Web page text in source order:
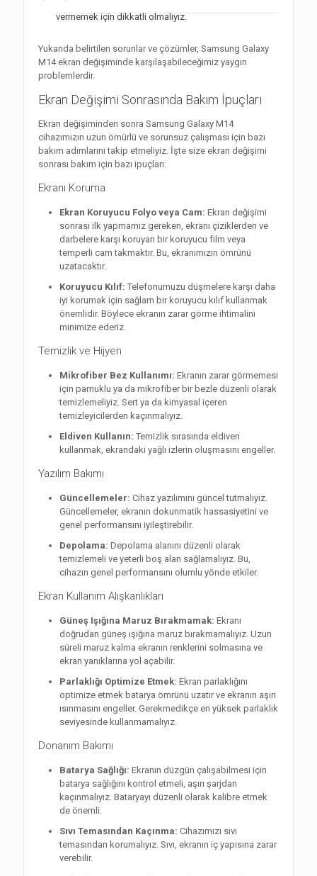
vermemek için dikkatli olmalıyız.
Yukarıda belirtilen sorunlar ve çözümler, Samsung Galaxy
M14 ekran değişiminde karşılaşabileceğimiz yaygın
problemlerdir.
Ekran Değişimi Sonrasında Bakım İpuçları
Ekran değişiminden sonra Samsung Galaxy M14
cihazımızın uzun ömürlü ve sorunsuz çalışması için bazı
bakım adımlarını takip etmeliyiz. İşte size ekran değişimi
sonrası bakım için bazı ipuçları:
Ekranı Koruma
Ekran Koruyucu Folyo veya Cam: Ekran değişimi
sonrası ilk yapmamız gereken, ekranı çiziklerden ve
darbelere karşı koruyan bir koruyucu film veya
temperli cam takmaktır. Bu, ekranımızın ömrünü
uzatacaktır.
Koruyucu Kılıf: Telefonumuzu düşmelere karşı daha
iyi korumak için sağlam bir koruyucu kılıf kullanmak
önemlidir. Böylece ekranın zarar görme ihtimalini
minimize ederiz.
Temizlik ve Hijyen
Mikrofiber Bez Kullanımı: Ekranın zarar görmemesi
için pamuklu ya da mikrofiber bir bezle düzenli olarak
temizlemeliyiz. Sert ya da kimyasal içeren
temizleyicilerden kaçınmalıyız.
Eldiven Kullanın: Temizlik sırasında eldiven
kullanmak, ekrandaki yağlı izlerin oluşmasını engeller.
Yazılım Bakımı
Güncellemeler: Cihaz yazılımını güncel tutmalıyız.
Güncellemeler, ekranın dokunmatik hassasiyetini ve
genel performansını iyileştirebilir.
Depolama: Depolama alanını düzenli olarak
temizlemeli ve yeterli boş alan sağlamalıyız. Bu,
cihazın genel performansını olumlu yönde etkiler.
Ekran Kullanım Alışkanlıkları
Güneş Işığına Maruz Bırakmamak: Ekranı
doğrudan güneş ışığına maruz bırakmamalıyız. Uzun
süreli maruz kalma ekranın renklerini solmasına ve
ekran yanıklarına yol açabilir.
Parlaklığı Optimize Etmek: Ekran parlaklığını
optimize etmek batarya ömrünü uzatır ve ekranın aşırı
ısınmasını engeller. Gerekmedikçe en yüksek parlaklık
seviyesinde kullanmamalıyız.
Donanım Bakımı
Batarya Sağlığı: Ekranın düzgün çalışabilmesi için
batarya sağlığını kontrol etmeli, aşırı şarjdan
kaçınmalıyız. Bataryayı düzenli olarak kalibre etmek
de önemli.
Sıvı Temasından Kaçınma: Cihazımızı sıvı
temasından korumalıyız. Sıvı, ekranın iç yapısına zarar
verebilir.